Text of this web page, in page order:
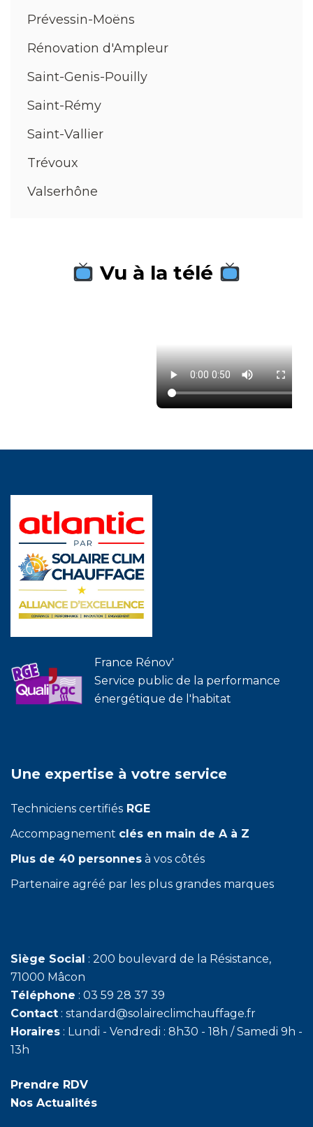
Prévessin-Moëns
Rénovation d'Ampleur
Saint-Genis-Pouilly
Saint-Rémy
Saint-Vallier
Trévoux
Valserhône
Vu à la télé
France Rénov'
Service public de la performance
énergétique de l'habitat
Une expertise à votre service
Techniciens certifiés RGE
Accompagnement clés en main de A à Z
Plus de 40 personnes à vos côtés
Partenaire agréé par les plus grandes marques
Siège Social : 200 boulevard de la Résistance,
71000 Mâcon
Téléphone : 03 59 28 37 39
Contact : standard@solaireclimchauffage.fr
Horaires : Lundi - Vendredi : 8h30 - 18h / Samedi 9h -
13h
Prendre RDV
Nos Actualités